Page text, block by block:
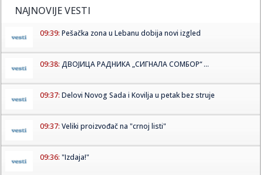
NAJNOVIJE VESTI
09:39: Pešačka zona u Lebanu dobija novi izgled
09:38: ДВОЈИЦА РАДНИКА „СИГНАЛА СОМБОР“ ...
09:37: Delovi Novog Sada i Kovilja u petak bez struje
09:37: Veliki proizvođač na "crnoj listi"
09:36: "Izdaja!"